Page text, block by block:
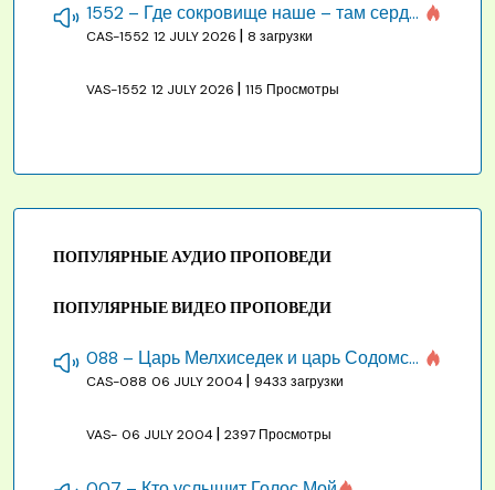
1552 – Где сокровище наше – там сердце, там помышления
CAS-1552 12 JULY 2026 | 8 загрузки
VAS-1552 12 JULY 2026 | 115 Просмотры
ПОПУЛЯРНЫЕ АУДИО ПРОПОВЕДИ
ПОПУЛЯРНЫЕ ВИДЕО ПРОПОВЕДИ
088 – Царь Мелхиседек и царь Содомский
CAS-088 06 JULY 2004| 9433 загрузки
VAS- 06 JULY 2004| 2397 Просмотры